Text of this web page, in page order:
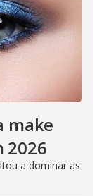
make
2026
a dominar as